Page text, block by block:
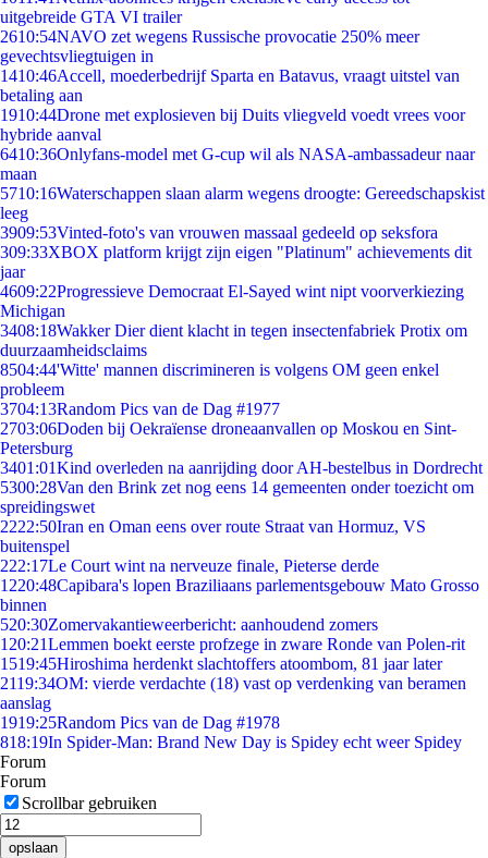
uitgebreide GTA VI trailer
2610:54NAVO zet wegens Russische provocatie 250% meer
gevechtsvliegtuigen in
1410:46Accell, moederbedrijf Sparta en Batavus, vraagt uitstel van
betaling aan
1910:44Drone met explosieven bij Duits vliegveld voedt vrees voor
hybride aanval
6410:36Onlyfans-model met G-cup wil als NASA-ambassadeur naar
maan
5710:16Waterschappen slaan alarm wegens droogte: Gereedschapskist
leeg
3909:53Vinted-foto's van vrouwen massaal gedeeld op seksfora
309:33XBOX platform krijgt zijn eigen "Platinum" achievements dit
jaar
4609:22Progressieve Democraat El-Sayed wint nipt voorverkiezing
Michigan
3408:18Wakker Dier dient klacht in tegen insectenfabriek Protix om
duurzaamheidsclaims
8504:44'Witte' mannen discrimineren is volgens OM geen enkel
probleem
3704:13Random Pics van de Dag #1977
2703:06Doden bij Oekraïense droneaanvallen op Moskou en Sint-
Petersburg
3401:01Kind overleden na aanrijding door AH-bestelbus in Dordrecht
5300:28Van den Brink zet nog eens 14 gemeenten onder toezicht om
spreidingswet
2222:50Iran en Oman eens over route Straat van Hormuz, VS
buitenspel
222:17Le Court wint na nerveuze finale, Pieterse derde
1220:48Capibara's lopen Braziliaans parlementsgebouw Mato Grosso
binnen
520:30Zomervakantieweerbericht: aanhoudend zomers
1 20:21Lemmen boekt eerste profzege in zware Ronde van Polen-rit
1519:45Hiroshima herdenkt slachtoffers atoombom, 81 jaar later
2119:34OM: vierde verdachte (18) vast op verdenking van beramen
aanslag
1919:25Random Pics van de Dag #1978
818:19In Spider-Man: Brand New Day is Spidey echt weer Spidey
Forum
Forum
Scrollbar gebruiken
opslaan